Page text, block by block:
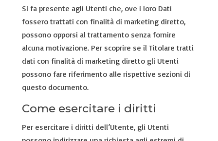
Si fa presente agli Utenti che, ove i loro Dati
fossero trattati con finalità di marketing diretto,
possono opporsi al trattamento senza fornire
alcuna motivazione. Per scoprire se il Titolare tratti
dati con finalità di marketing diretto gli Utenti
possono fare riferimento alle rispettive sezioni di
questo documento.
Come esercitare i diritti
Per esercitare i diritti dell’Utente, gli Utenti